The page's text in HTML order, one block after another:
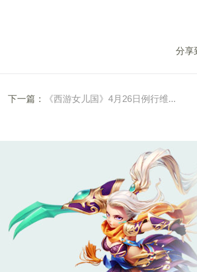
分享
下一篇： 《西游女儿国》4月26日例行维...